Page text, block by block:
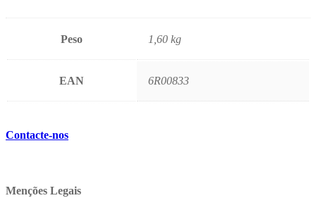
Peso 1,60 kg
EAN 6R00833
Contacte-nos
Menções Legais